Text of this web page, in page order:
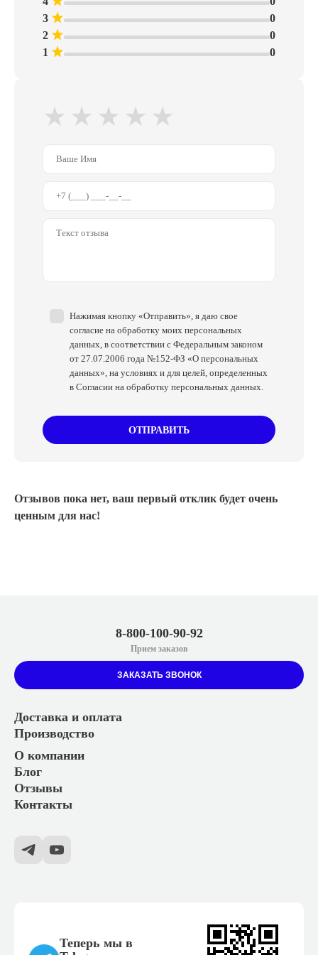
3
0
2
0
1
0
★ ★ ★ ★ ★
Нажимая кнопку «Отправить», я даю свое
согласие на обработку моих персональных
данных, в соответствии с Федеральным законом
от 27.07.2006 года №152-ФЗ «О персональных
данных», на условиях и для целей, определенных
в Согласии на обработку персональных данных.
ОТПРАВИТЬ
Отзывов пока нет, ваш первый отклик будет очень
ценным для нас!
Доставка и оплата
Производство
О компании
Блог
Отзывы
Контакты
8-800-100-90-92
Прием заказов
ЗАКАЗАТЬ ЗВОНОК
Теперь мы в